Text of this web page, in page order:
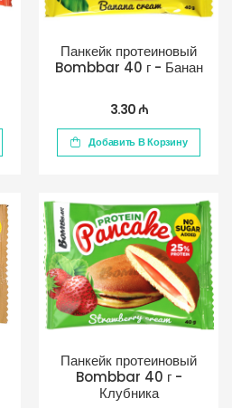
Панкейк протеиновый
Bombbar 40 г - Банан
3.30 ₼
Добавить В Корзину
Панкейк протеиновый
Bombbar 40 г -
Клубника